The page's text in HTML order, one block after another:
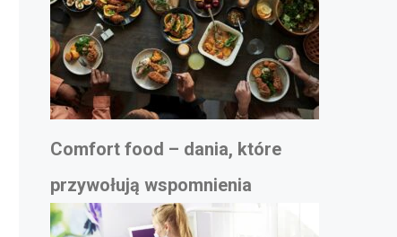
Comfort food – dania, które
przywołują wspomnienia